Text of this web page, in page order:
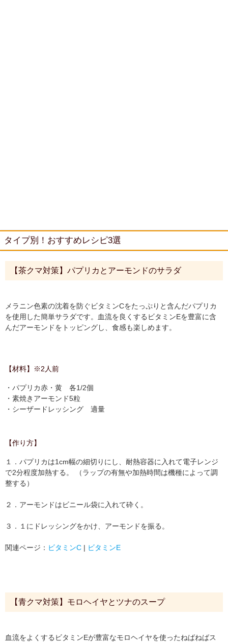
タイプ別！おすすめレシピ3選
【茶クマ対策】パプリカとアーモンドのサラダ
メラニン色素の沈着を防ぐビタミンCをたっぷりと含んだパプリカ
を使用した簡単サラダです。血流を良くするビタミンEを豊富に含
んだアーモンドをトッピングし、食感も楽しめます。
【材料】※2人前
・パプリカ赤・黄 各1/2個
・素焼きアーモンド5粒
・シーザードレッシング 適量
【作り方】
１．パプリカは1cm幅の細切りにし、耐熱容器に入れて電子レンジ
で2分程度加熱する。 （ラップの有無や加熱時間は機種によって調
整する）
２．アーモンドはビニール袋に入れて砕く。
３．１にドレッシングをかけ、アーモンドを振る。
関連ページ： ビタミンC | ビタミンE
【青クマ対策】モロヘイヤとツナのスープ
血流をよくするビタミンEが豊富なモロヘイヤを使ったねばねばス